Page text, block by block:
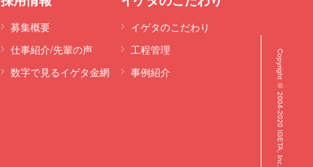
募集概要
仕事紹介/先輩の声
数字で見るイゲタ金網
イゲタのこだわり
工程管理
事例紹介